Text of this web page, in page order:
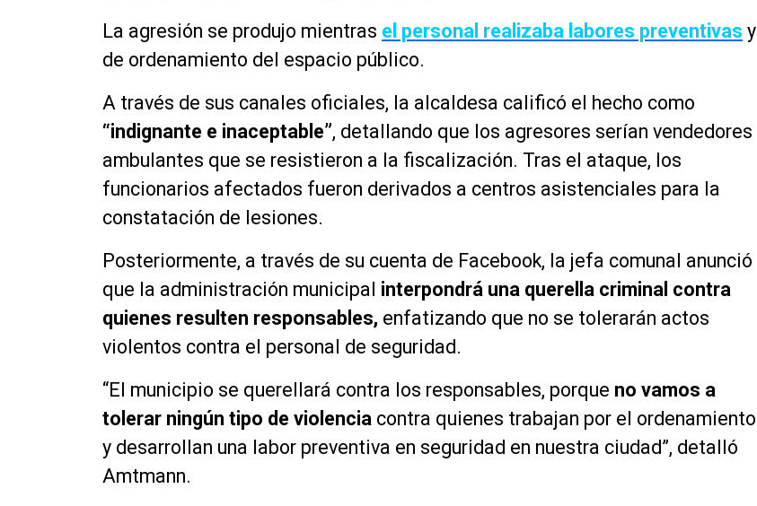
La agresión se produjo mientras el personal realizaba labores preventivas y
de ordenamiento del espacio público.
A través de sus canales oficiales, la alcaldesa calificó el hecho como
“indignante e inaceptable”, detallando que los agresores serían vendedores
ambulantes que se resistieron a la fiscalización. Tras el ataque, los
funcionarios afectados fueron derivados a centros asistenciales para la
constatación de lesiones.
Posteriormente, a través de su cuenta de Facebook, la jefa comunal anunció
que la administración municipal interpondrá una querella criminal contra
quienes resulten responsables, enfatizando que no se tolerarán actos
violentos contra el personal de seguridad.
“El municipio se querellará contra los responsables, porque no vamos a
tolerar ningún tipo de violencia contra quienes trabajan por el ordenamiento
y desarrollan una labor preventiva en seguridad en nuestra ciudad”, detalló
Amtmann.